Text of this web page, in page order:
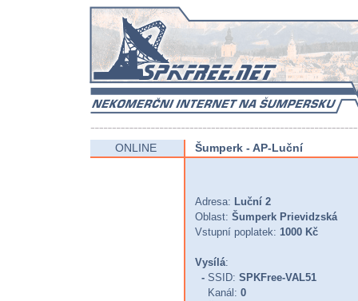
ONLINE Šumperk - AP-Luční
Adresa: Luční 2
Oblast: Šumperk Prievidzská
Vstupní poplatek: 1000 Kč
Vysílá:
- SSID: SPKFree-VAL51
Kanál: 0